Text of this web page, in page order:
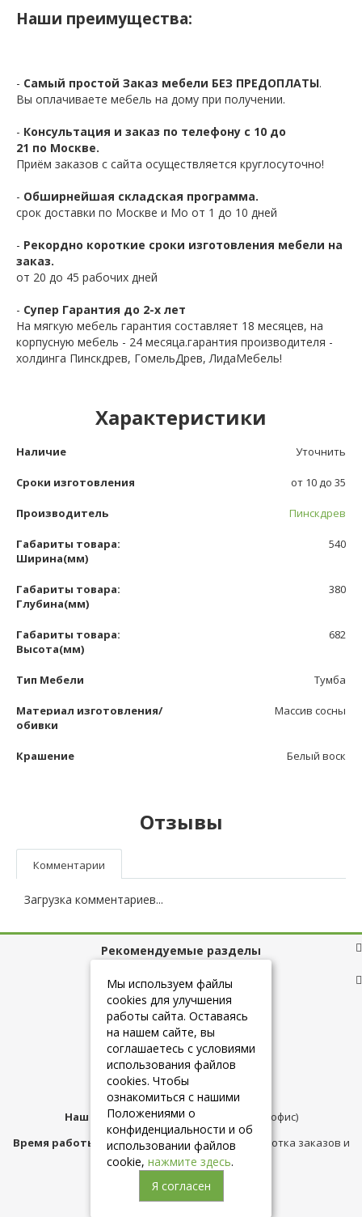
Наши преимущества:
- Самый простой Заказ мебели БЕЗ ПРЕДОПЛАТЫ.
Вы оплачиваете мебель на дому при получении.
- Консультация и заказ по телефону с 10 до
21 по Москве.
Приём заказов с сайта осуществляется круглосуточно!
- Обширнейшая складская программа.
срок доставки по Москве и Мо от 1 до 10 дней
- Рекордно короткие сроки изготовления мебели на
заказ.
от 20 до 45 рабочих дней
- Супер Гарантия до 2-х лет
На мягкую мебель гарантия составляет 18 месяцев, на
корпусную мебель - 24 месяца.гарантия производителя -
холдинга Пинскдрев, ГомельДрев, ЛидаМебель!
Характеристики
Наличие Уточнить
Сроки изготовления от 10 до 35
Производитель Пинскдрев
Габариты товара:
Ширина(мм)
540
Габариты товара:
Глубина(мм)
380
Габариты товара:
Высота(мм)
682
Тип Мебели Тумба
Материал изготовления/
обивки
Массив сосны
Крашение Белый воск
Отзывы
Комментарии
Загрузка комментариев...
Рекомендуемые разделы
Полезные ссылки
+7 (925) 084-10-60
Наш адрес:Москва,ул.Плещеева д.12 (офис)
Время работы магазина:с 10:00 до 21:00 (обработка заказов и
консультация)
Мы используем файлы
cookies для улучшения
работы сайта. Оставаясь
на нашем сайте, вы
соглашаетесь с условиями
использования файлов
cookies. Чтобы
ознакомиться с нашими
Положениями о
конфиденциальности и об
использовании файлов
cookie, нажмите здесь.
Я согласен